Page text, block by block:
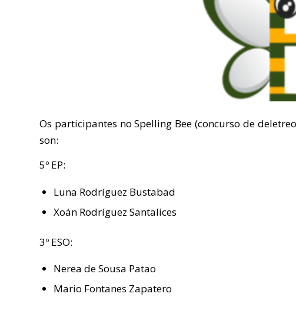
Os participantes no Spelling Bee (concurso de
son:
5º EP:
Luna Rodríguez Bustabad
Xoán Rodríguez Santalices
3º ESO:
Nerea de Sousa Patao
Mario Fontanes Zapatero